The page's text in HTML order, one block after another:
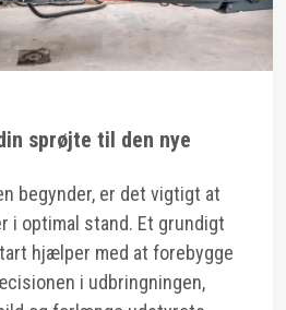
sprøjte til den nye
begynder, er det vigtigt at
i optimal stand. Et grundigt
hjælper med at forebygge
i udbringningen,